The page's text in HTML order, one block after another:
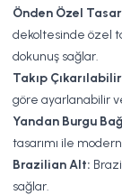
Önden Özel
dekoltesinde özel
dokunuş sağlar.
Takıp Çıkarılabilir
göre ayarlanabilir
Yandan Burgu
tasarımı ile
Brazilian Alt:
sağlar.